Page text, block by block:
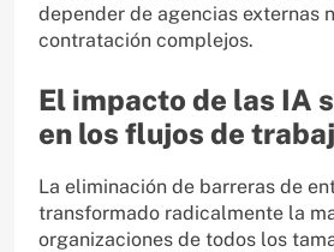
depender de agencias externas
contratación complejos.
El impacto de las IA
en los flujos de
La eliminación de barreras de
transformado radicalmente la
organizaciones de todos los